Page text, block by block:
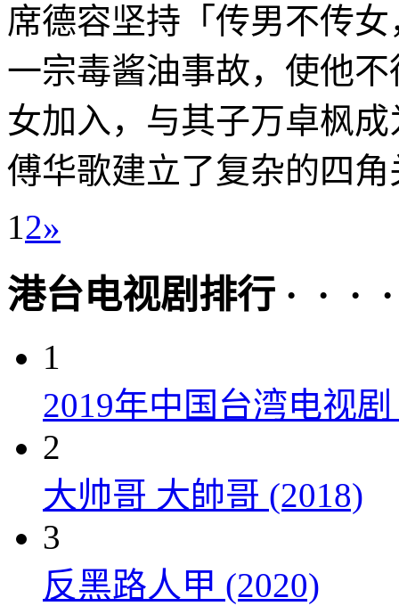
席德容坚持「传男不传
一宗毒酱油事故，使他
女加入，与其子万卓枫
傅华歌建立了复杂的四
1 2»
港台电视剧排行 · · ·
1
2019年中国台湾电视
2
大帅哥 大帥哥 (2018)
3
反黑路人甲 (2020)